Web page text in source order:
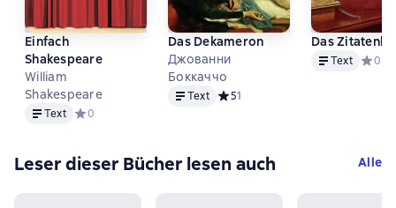
Einfach
Shakespeare
William
Shakespeare
TextText Средний рейтинг 0 на основе 0 оценок
0
Das Dekameron
Джованни
Боккаччо
TextText Средний рейтинг 5 на основе 1
51
Das
TextText 0
Leser dieser Bücher lesen auch Alle